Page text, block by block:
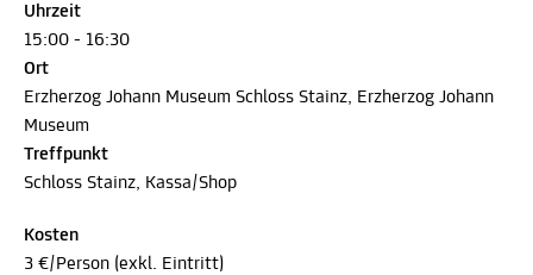
Uhrzeit
15:00 - 16:30
Ort
Erzherzog Johann Museum Schloss Stainz, Erzherzog Johann
Museum
Treffpunkt
Schloss Stainz, Kassa/Shop
Kosten
3 €/Person (exkl. Eintritt)